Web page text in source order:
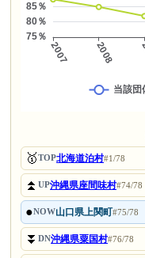
🥇TOP北海道泊村#1/78
⏫UP沖縄県座間味村#74/78
●NOW山口県上関町#75/78
⏬DN沖縄県粟国村#76/78